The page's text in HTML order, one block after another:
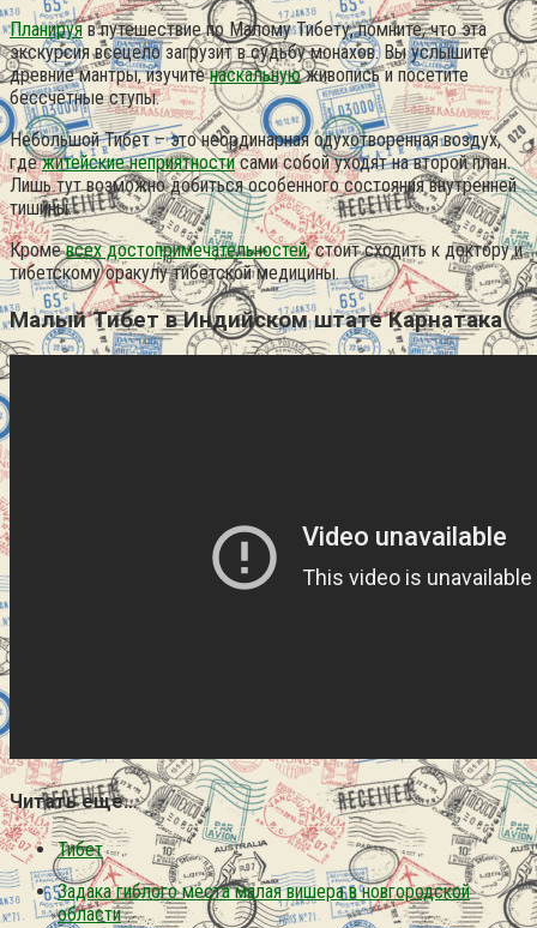
Планируяв путешествие по Малому Тибету, помните, что эта
экскурсия всецело загрузит в судьбу монахов. Вы услышите
древние мантры, изучитенаскальнуюживопись и посетите
бессчётные ступы.
Небольшой Тибет – это неординарная одухотворенная воздух,
гдежитейские неприятностисами собой уходят на второй план.
Лишь тут возможно добиться особенного состояния внутренней
тишины.
Кромевсех достопримечательностей, стоит сходить к доктору и
тибетскому оракулу тибетской медицины.
Малый Тибет в Индийском штате Карнатака
Читать еще…
Тибет
Задака гиблого места малая вишера в новгородской
области